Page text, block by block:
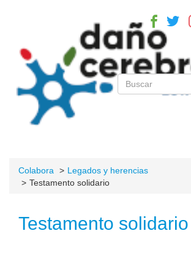
Colabora
Legados y herencias
Testamento solidario
Testamento solidario